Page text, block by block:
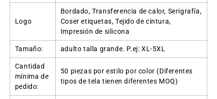
Logo
Bordado, Transferencia de calor, Serigrafía,
Coser etiquetas, Tejido de cintura,
Impresión de silicona
Tamaño: adulto talla grande. P.ej: XL-5XL
Cantidad
mínima de
pedido:
50 piezas por estilo por color (Diferentes
tipos de tela tienen diferentes MOQ)